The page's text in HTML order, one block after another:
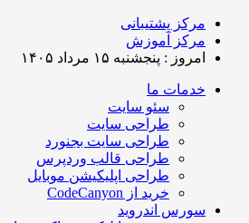
مرکز پشتیبانی
مرکز آموزش
امروز : پنجشنبه ۱۵ مرداد ۱۴۰۵
خدمات ما
سئو سایت
طراحی سایت
طراحی سایت بجنورد
طراحی قالب وردپرس
طراحی اپلیکیشن موبایل
خرید از CodeCanyon
سورس اندروید